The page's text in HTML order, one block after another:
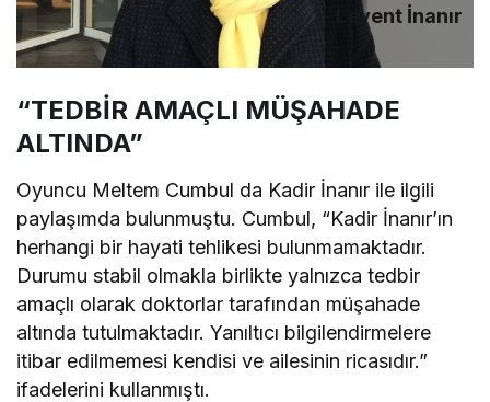
Levent İnanır
“TEDBİR AMAÇLI MÜŞAHADE
ALTINDA”
Oyuncu Meltem Cumbul da Kadir İnanır ile ilgili
paylaşımda bulunmuştu. Cumbul, “Kadir İnanır’ın
herhangi bir hayati tehlikesi bulunmamaktadır.
Durumu stabil olmakla birlikte yalnızca tedbir
amaçlı olarak doktorlar tarafından müşahade
altında tutulmaktadır. Yanıltıcı bilgilendirmelere
itibar edilmemesi kendisi ve ailesinin ricasıdır.”
ifadelerini kullanmıştı.